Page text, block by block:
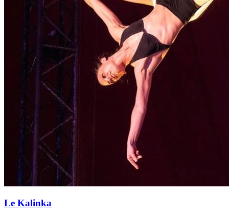
Le Kalinka